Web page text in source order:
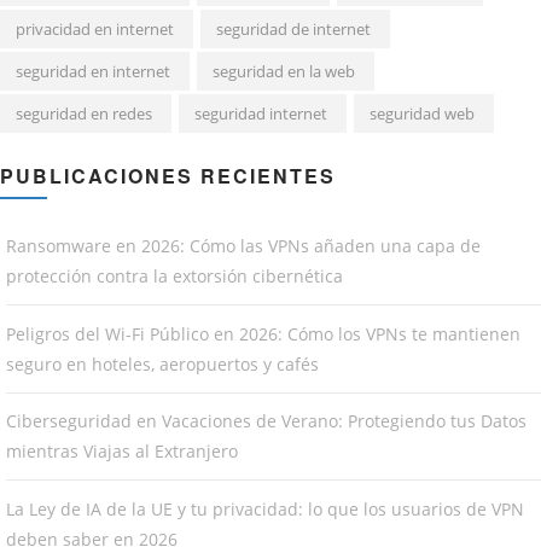
privacidad en internet
seguridad de internet
seguridad en internet
seguridad en la web
seguridad en redes
seguridad internet seguridad web
PUBLICACIONES RECIENTES
Ransomware en 2026: Cómo las VPNs añaden una capa de
protección contra la extorsión cibernética
Peligros del Wi-Fi Público en 2026: Cómo los VPNs te mantienen
seguro en hoteles, aeropuertos y cafés
Ciberseguridad en Vacaciones de Verano: Protegiendo tus Datos
mientras Viajas al Extranjero
La Ley de IA de la UE y tu privacidad: lo que los usuarios de VPN
deben saber en 2026